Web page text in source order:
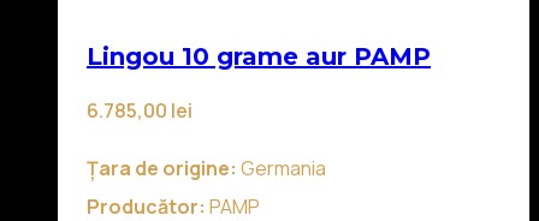
Lingou 10 grame aur PAMP
6.785,00 lei
Țara de origine: Germania
Producător: PAMP